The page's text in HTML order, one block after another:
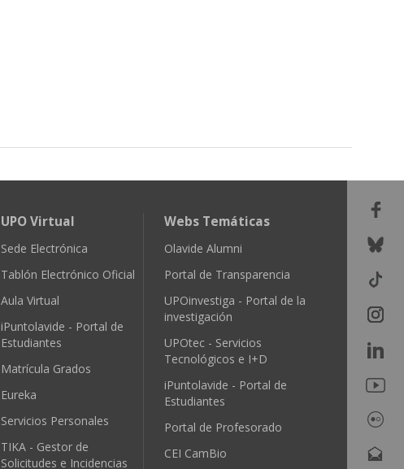
UPO Virtual
Sede Electrónica
Tablón Electrónico Oficial
Aula Virtual
iPuntolavide - Portal de
Estudiantes
Matrícula Grados
Eureka
Servicios Personales
TIKA - Gestor de
Solicitudes e Incidencias
Webs Temáticas
Olavide Alumni
Portal de Transparencia
UPOinvestiga - Portal de la
investigación
UPOtec - Servicios
Tecnológicos e I+D
iPuntolavide - Portal de
Estudiantes
Portal de Profesorado
CEI CamBio